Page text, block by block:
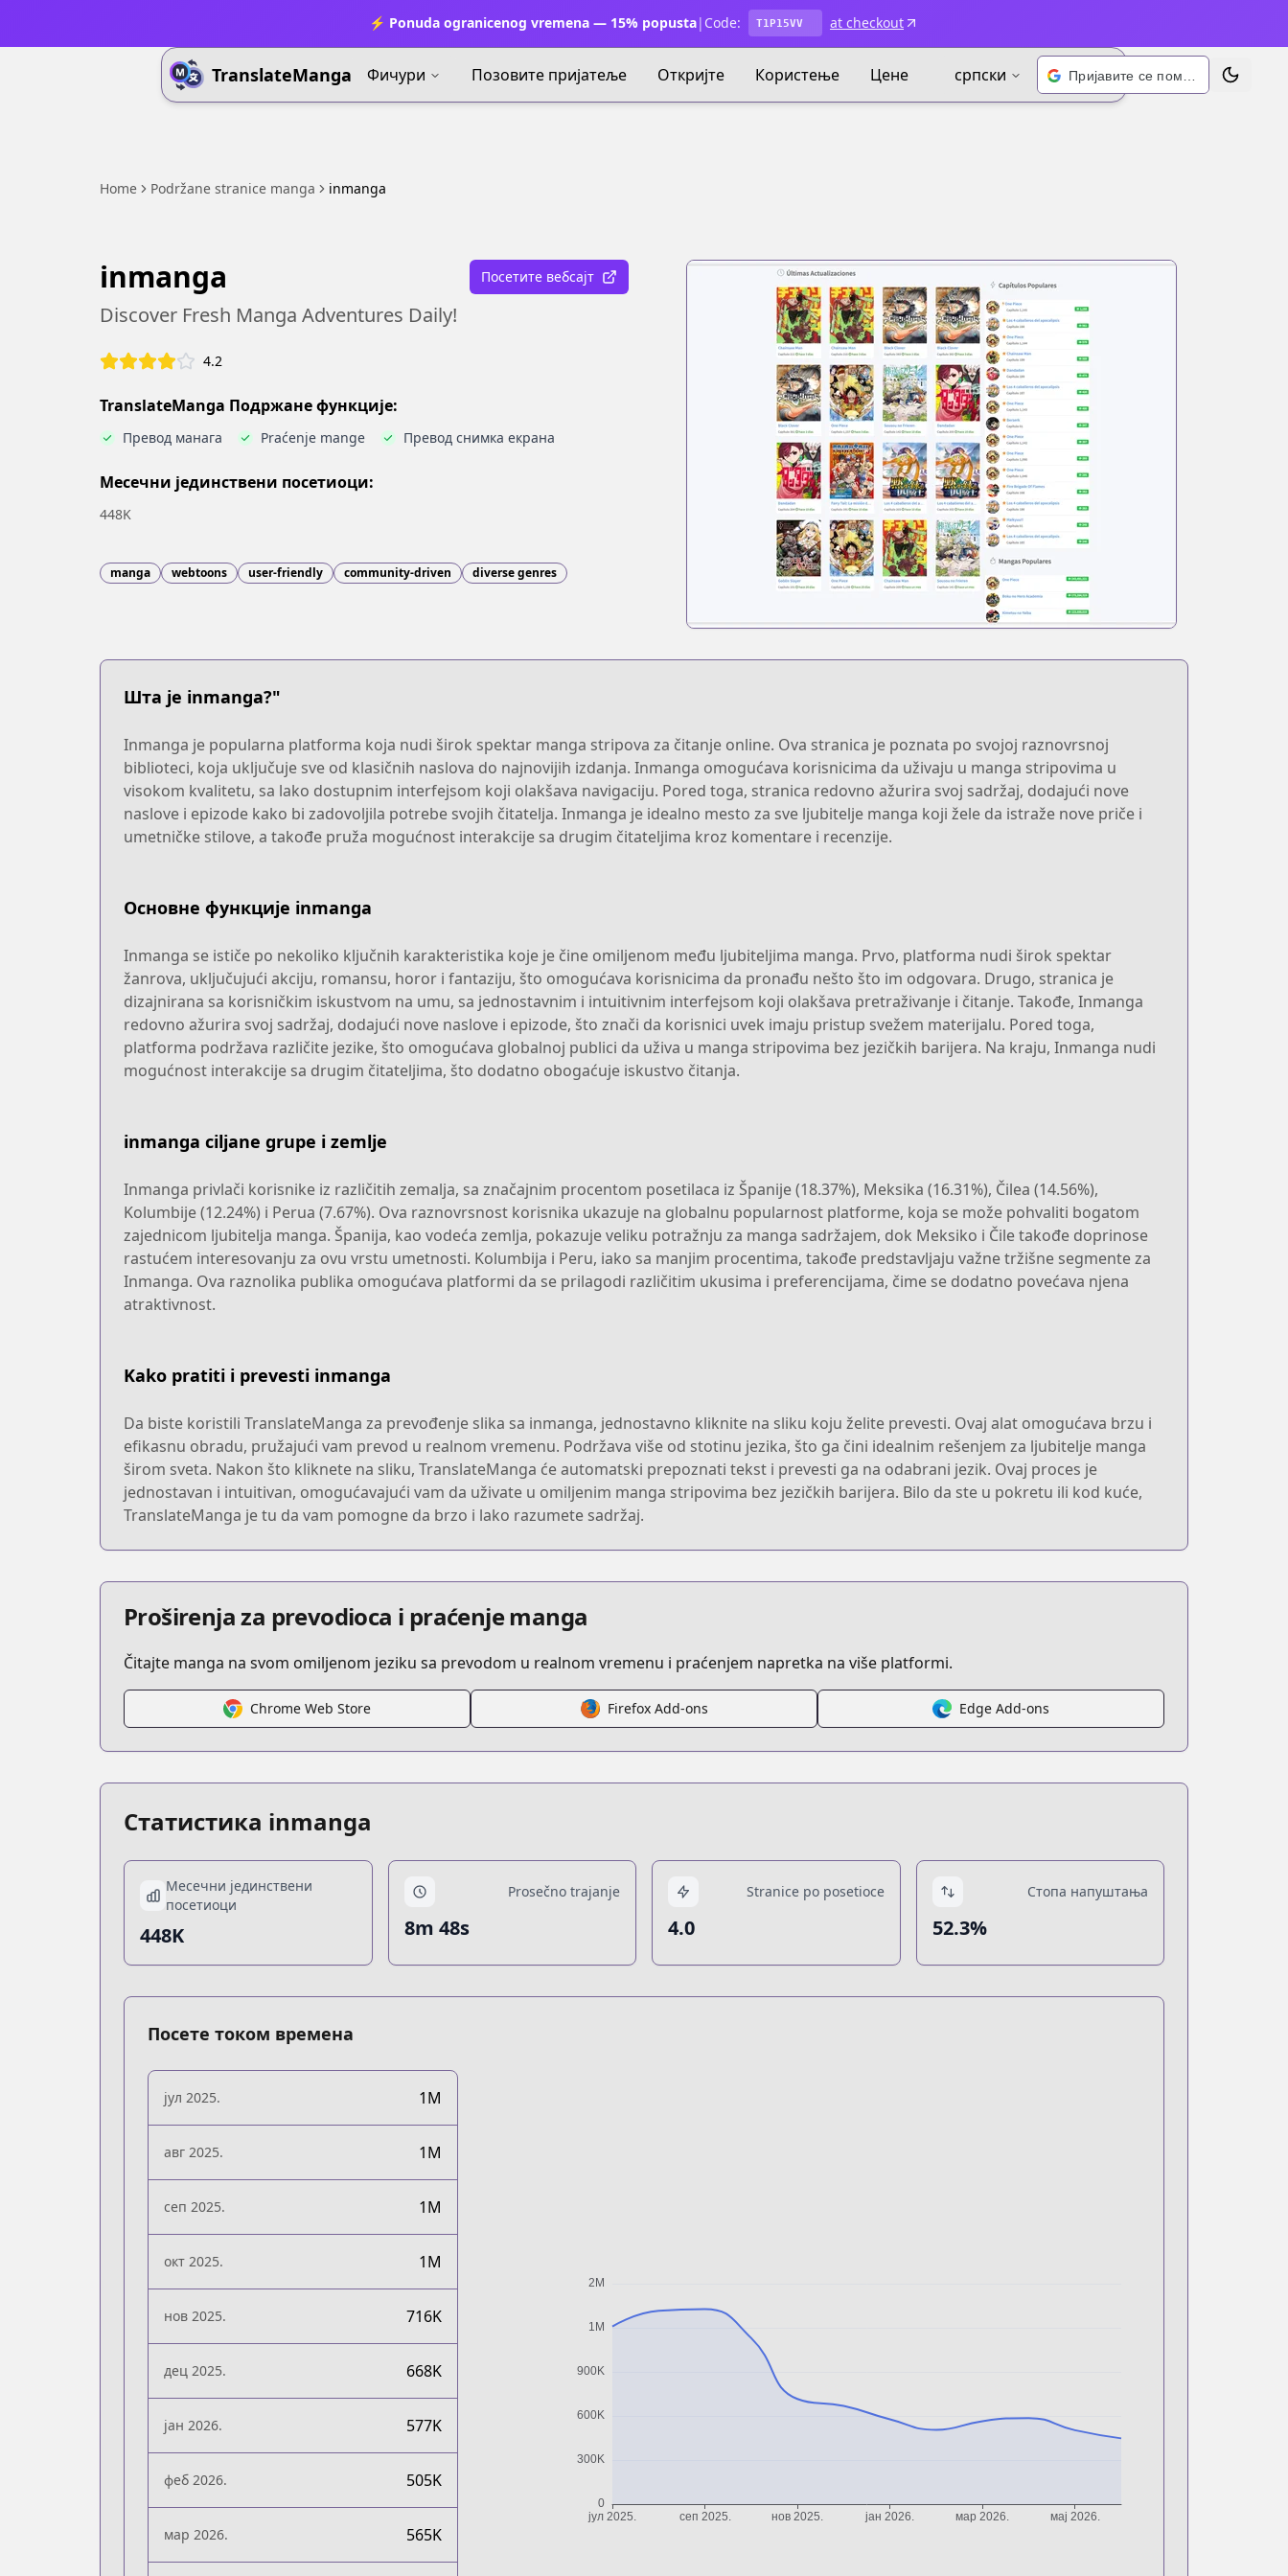
⚡ Ponuda ogranicenog vremena — 15% popusta| Code: T1P15VV at checkout
TranslateManga Фичури Позовите пријатеље Откријте Користење Цене српски Промени
Home Podržane stranice manga inmanga
inmanga Посетите вебсајт
Discover Fresh Manga Adventures Daily!
4.2
TranslateManga Подржане функције:
Превод манага Praćenje mange Превод снимка екрана
Месечни јединствени посетиоци:
448K
manga webtoons user-friendly community-driven diverse genres
Шта је inmanga?"
Inmanga je popularna platforma koja nudi širok spektar manga stripova za čitanje online. Ova stranica je poznata po svojoj raznovrsnoj
biblioteci, koja uključuje sve od klasičnih naslova do najnovijih izdanja. Inmanga omogućava korisnicima da uživaju u manga stripovima u
visokom kvalitetu, sa lako dostupnim interfejsom koji olakšava navigaciju. Pored toga, stranica redovno ažurira svoj sadržaj, dodajući nove
naslove i epizode kako bi zadovoljila potrebe svojih čitatelja. Inmanga je idealno mesto za sve ljubitelje manga koji žele da istraže nove priče i
umetničke stilove, a takođe pruža mogućnost interakcije sa drugim čitateljima kroz komentare i recenzije.
Основне функције inmanga
Inmanga se ističe po nekoliko ključnih karakteristika koje je čine omiljenom među ljubiteljima manga. Prvo, platforma nudi širok spektar
žanrova, uključujući akciju, romansu, horor i fantaziju, što omogućava korisnicima da pronađu nešto što im odgovara. Drugo, stranica je
dizajnirana sa korisničkim iskustvom na umu, sa jednostavnim i intuitivnim interfejsom koji olakšava pretraživanje i čitanje. Takođe, Inmanga
redovno ažurira svoj sadržaj, dodajući nove naslove i epizode, što znači da korisnici uvek imaju pristup svežem materijalu. Pored toga,
platforma podržava različite jezike, što omogućava globalnoj publici da uživa u manga stripovima bez jezičkih barijera. Na kraju, Inmanga nudi
mogućnost interakcije sa drugim čitateljima, što dodatno obogaćuje iskustvo čitanja.
inmanga ciljane grupe i zemlje
Inmanga privlači korisnike iz različitih zemalja, sa značajnim procentom posetilaca iz Španije (18.37%), Meksika (16.31%), Čilea (14.56%),
Kolumbije (12.24%) i Perua (7.67%). Ova raznovrsnost korisnika ukazuje na globalnu popularnost platforme, koja se može pohvaliti bogatom
zajednicom ljubitelja manga. Španija, kao vodeća zemlja, pokazuje veliku potražnju za manga sadržajem, dok Meksiko i Čile takođe doprinose
rastućem interesovanju za ovu vrstu umetnosti. Kolumbija i Peru, iako sa manjim procentima, takođe predstavljaju važne tržišne segmente za
Inmanga. Ova raznolika publika omogućava platformi da se prilagodi različitim ukusima i preferencijama, čime se dodatno povećava njena
atraktivnost.
Kako pratiti i prevesti inmanga
Da biste koristili TranslateManga za prevođenje slika sa inmanga, jednostavno kliknite na sliku koju želite prevesti. Ovaj alat omogućava brzu i
efikasnu obradu, pružajući vam prevod u realnom vremenu. Podržava više od stotinu jezika, što ga čini idealnim rešenjem za ljubitelje manga
širom sveta. Nakon što kliknete na sliku, TranslateManga će automatski prepoznati tekst i prevesti ga na odabrani jezik. Ovaj proces je
jednostavan i intuitivan, omogućavajući vam da uživate u omiljenim manga stripovima bez jezičkih barijera. Bilo da ste u pokretu ili kod kuće,
TranslateManga je tu da vam pomogne da brzo i lako razumete sadržaj.
Proširenja za prevodioca i praćenje manga
Čitajte manga na svom omiljenom jeziku sa prevodom u realnom vremenu i praćenjem napretka na više platformi.
Chrome Web Store Firefox Add-ons Edge Add-ons
Статистика inmanga
Месечни јединствени
посетиоци
448K
Prosečno trajanje
8m 48s
Stranice po posetioce
4.0
Стопа напуштања
52.3%
Посете током времена
јул 2025. 1M
авг 2025. 1M
сеп 2025. 1M
окт 2025. 1M
нов 2025. 716K
дец 2025. 668K
јан 2026. 577K
феб 2026. 505K
мар 2026. 565K